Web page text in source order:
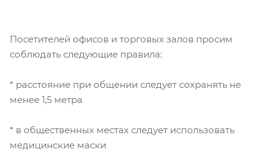
Посетителей офисов и торговых залов просим
соблюдать следующие правила:
* расстояние при общении следует сохранять не
менее 1,5 метра
* в общественных местах следует использовать
медицинские маски